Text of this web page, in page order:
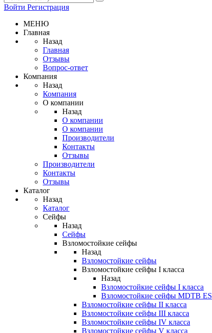
Войти Регистрация
МЕНЮ
Главная
Назад
Главная
Отзывы
Вопрос-ответ
Компания
Назад
Компания
О компании
Назад
О компании
О компании
Производители
Контакты
Отзывы
Производители
Контакты
Отзывы
Каталог
Назад
Каталог
Сейфы
Назад
Сейфы
Взломостойкие сейфы
Назад
Взломостойкие сейфы
Взломостойкие сейфы I класса
Назад
Взломостойкие сейфы I класса
Взломостойкие сейфы MDTB ES
Взломостойкие сейфы II класса
Взломостойкие сейфы III класса
Взломостойкие сейфы IV класса
Взломостойкие сейфы V класса